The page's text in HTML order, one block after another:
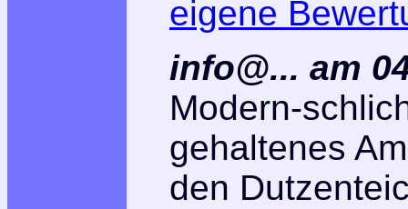
eigene
info@... am
Modern-
gehaltenes
den